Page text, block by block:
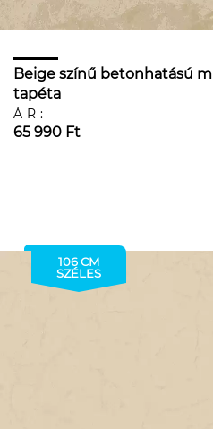
Beige színű betonhatású
tapéta
ÁR:
65 990 Ft
106 CM
SZÉLES